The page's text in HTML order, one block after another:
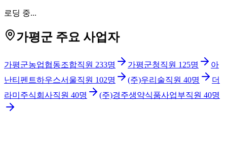
로딩 중...
가평군 주요 사업자
가평군농업협동조합직원 233명 가평군청직원 125명
아
난티펜트하우스서울직원 102명 (주)우리술직원 40명
더
라미주식회사직원 40명 (주)경주생약식품사업부직원 40명